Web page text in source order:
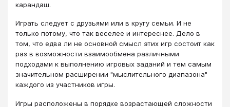
карандаш.
Играть следует с друзьями или в кругу семьи. И не
только потому, что так веселее и интереснее. Дело в
том, что едва ли не основной смысл этих игр состоит как
раз в возможности взаимообмена различными
подходами к выполнению игровых заданий и тем самым
значительном расширении "мыслительного диапазона"
каждого из участников игры.
Игры расположены в порядке возрастающей сложности